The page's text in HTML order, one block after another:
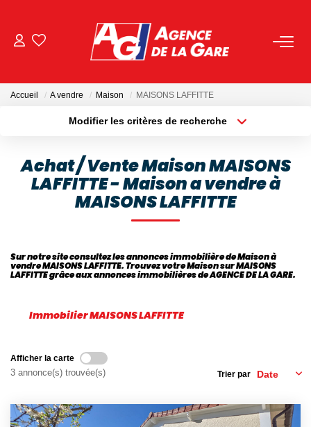
BIENS VENDUS
Toutes Les Agences
Nos Témoignages
EN ES
Accueil A vendre Maison MAISONS LAFFITTE
Modifier les critères de recherche
Surface min Budget max
Plus de critères Créer une alerte
Achat / Vente Maison MAISONS
LAFFITTE - Maison a vendre à
MAISONS LAFFITTE
Sur notre site consultez les annonces immobilière de Maison à
vendre MAISONS LAFFITTE. Trouvez votre Maison sur MAISONS
LAFFITTE grâce aux annonces immobilières de AGENCE DE LA GARE.
Immobilier MAISONS LAFFITTE
Afficher la carte
3 annonce(s) trouvée(s) Trier par